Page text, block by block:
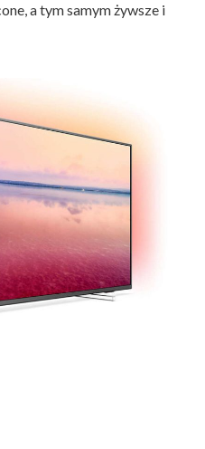
a tym samym żywsze i